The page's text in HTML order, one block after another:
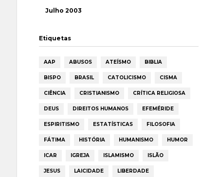
Julho 2003
Etiquetas
AAP ABUSOS ATEÍSMO BIBLIA
BISPO BRASIL CATOLICISMO CISMA
CIÊNCIA CRISTIANISMO CRÍTICA RELIGIOSA
DEUS DIREITOS HUMANOS EFEMÉRIDE
ESPIRITISMO ESTATÍSTICAS FILOSOFIA
FÁTIMA HISTÓRIA HUMANISMO HUMOR
ICAR IGREJA ISLAMISMO ISLÃO
JESUS LAICIDADE LIBERDADE